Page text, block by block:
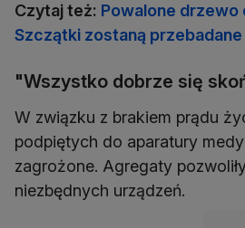
Czytaj też: Powalone drzewo
Szczątki zostaną przebadane
"Wszystko dobrze się
W związku z brakiem prądu
podpiętych do aparatury
zagrożone. Agregaty
niezbędnych urządzeń.